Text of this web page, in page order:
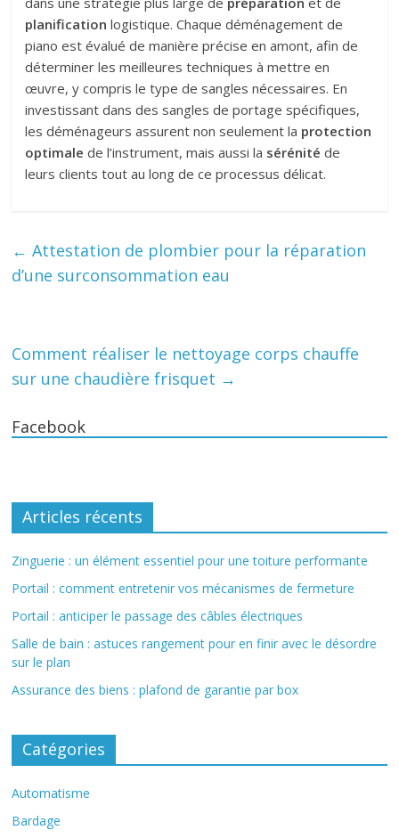
planification logistique. Chaque déménagement de
piano est évalué de manière précise en amont, afin de
déterminer les meilleures techniques à mettre en
œuvre, y compris le type de sangles nécessaires. En
investissant dans des sangles de portage spécifiques,
les déménageurs assurent non seulement la protection
optimale de l’instrument, mais aussi la sérénité de
leurs clients tout au long de ce processus délicat.
← Attestation de plombier pour la réparation
d’une surconsommation eau
Comment réaliser le nettoyage corps chauffe
sur une chaudière frisquet →
Facebook
Articles récents
Zinguerie : un élément essentiel pour une toiture performante
Portail : comment entretenir vos mécanismes de fermeture
Portail : anticiper le passage des câbles électriques
Salle de bain : astuces rangement pour en finir avec le désordre
sur le plan
Assurance des biens : plafond de garantie par box
Catégories
Automatisme
Bardage